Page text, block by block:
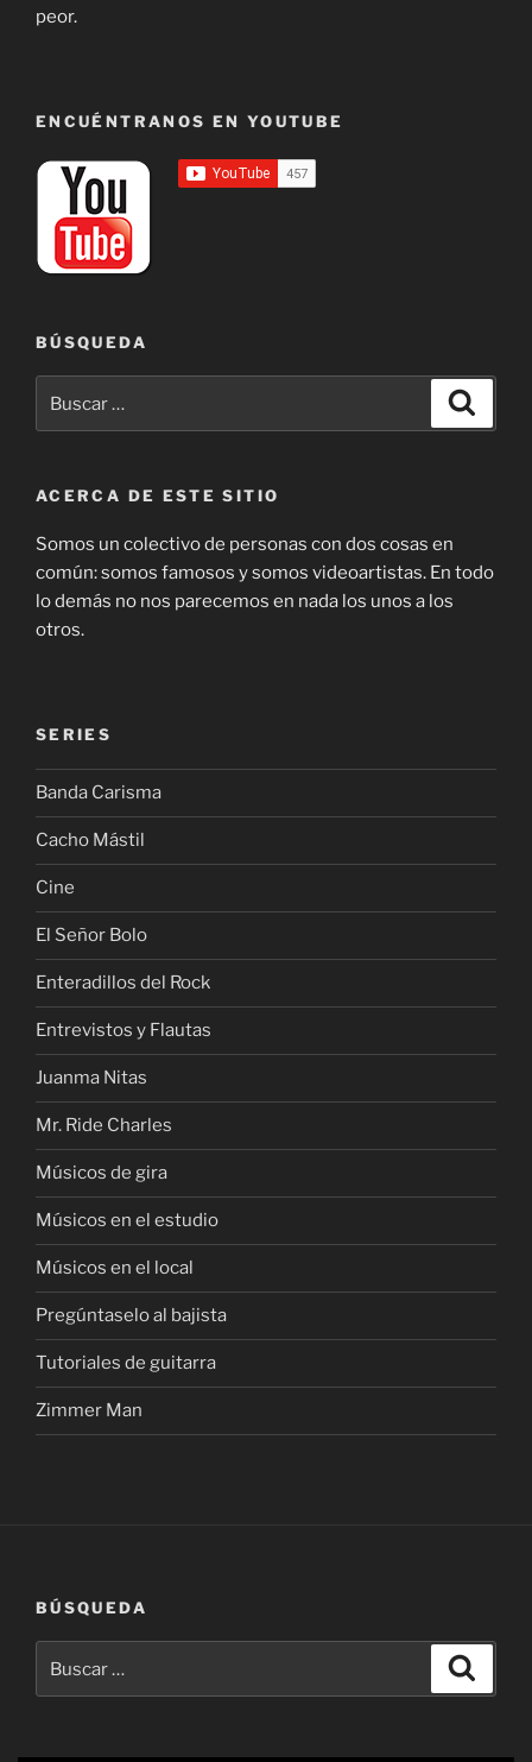
peor.
ENCUÉNTRANOS EN YOUTUBE
BÚSQUEDA
por:
ACERCA DE ESTE SITIO
Somos un colectivo de personas con dos cosas en
común: somos famosos y somos videoartistas. En todo
lo demás no nos parecemos en nada los unos a los
otros.
SERIES
Banda Carisma
Cacho Mástil
Cine
El Señor Bolo
Enteradillos del Rock
Entrevistos y Flautas
Juanma Nitas
Mr. Ride Charles
Músicos de gira
Músicos en el estudio
Músicos en el local
Pregúntaselo al bajista
Tutoriales de guitarra
Zimmer Man
BÚSQUEDA
por: